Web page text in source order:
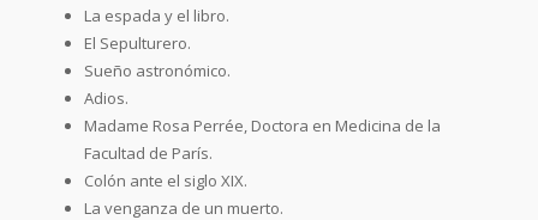
La espada y el libro.
El Sepulturero.
Sueño astronómico.
Adios.
Madame Rosa Perrée, Doctora en Medicina de la
Facultad de París.
Colón ante el siglo XIX.
La venganza de un muerto.